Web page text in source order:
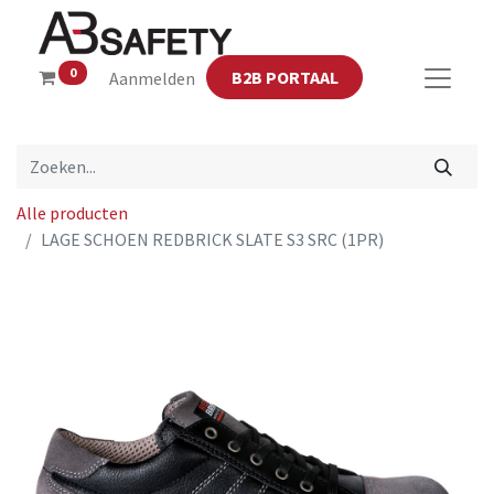
0 Aanmelden B2B PORTAAL
Alle producten
LAGE SCHOEN REDBRICK SLATE S3 SRC (1PR)